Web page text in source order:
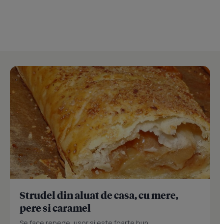
Strudel din aluat de casa, cu mere,
pere si caramel